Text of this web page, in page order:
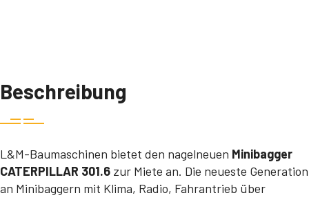
Beschreibung
L&M-Baumaschinen bietet den nagelneuen Minibagger
CATERPILLAR 301.6 zur Miete an. Die neueste Generation
an Minibaggern mit Klima, Radio, Fahrantrieb über